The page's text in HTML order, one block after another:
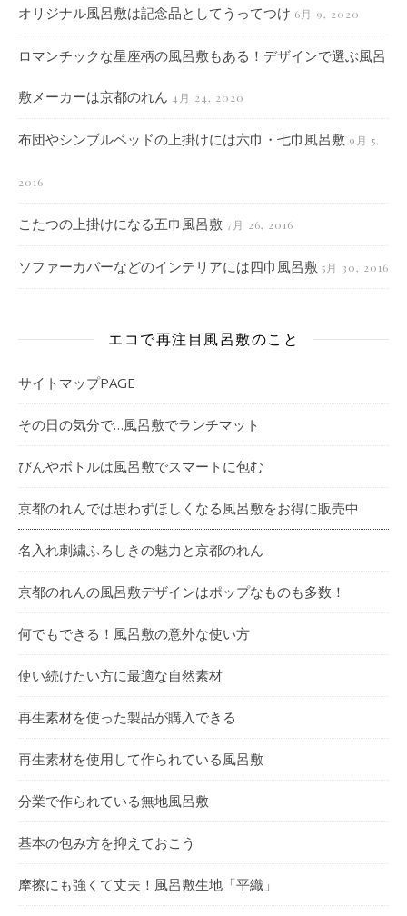
オリジナル風呂敷は記念品としてうってつけ 6月 9, 2020
ロマンチックな星座柄の風呂敷もある！デザインで選ぶ風呂
敷メーカーは京都のれん 4月 24, 2020
布団やシンブルベッドの上掛けには六巾・七巾風呂敷 9月 5,
2016
こたつの上掛けになる五巾風呂敷 7月 26, 2016
ソファーカバーなどのインテリアには四巾風呂敷 5月 30, 2016
エコで再注目風呂敷のこと
サイトマップPAGE
その日の気分で…風呂敷でランチマット
びんやボトルは風呂敷でスマートに包む
京都のれんでは思わずほしくなる風呂敷をお得に販売中
名入れ刺繍ふろしきの魅力と京都のれん
京都のれんの風呂敷デザインはポップなものも多数！
何でもできる！風呂敷の意外な使い方
使い続けたい方に最適な自然素材
再生素材を使った製品が購入できる
再生素材を使用して作られている風呂敷
分業で作られている無地風呂敷
基本の包み方を抑えておこう
摩擦にも強くて丈夫！風呂敷生地「平織」